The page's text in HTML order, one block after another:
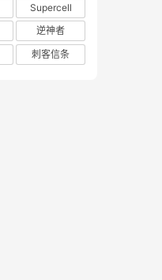
Supercell
逆神者
刺客信条